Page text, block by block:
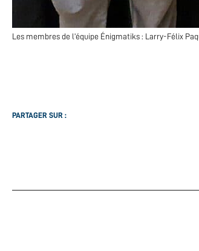
Les membres de l’équipe Énigmatiks : Larry-Félix
PARTAGER SUR :